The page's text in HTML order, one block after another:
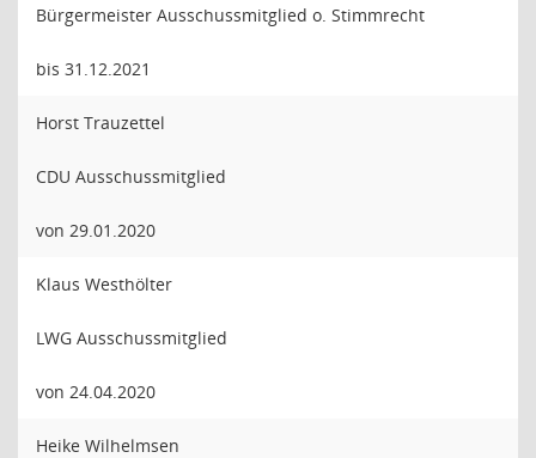
Bürgermeister Ausschussmitglied o. Stimmrecht
bis 31.12.2021
Horst Trauzettel
CDU Ausschussmitglied
von 29.01.2020
Klaus Westhölter
LWG Ausschussmitglied
von 24.04.2020
Heike Wilhelmsen